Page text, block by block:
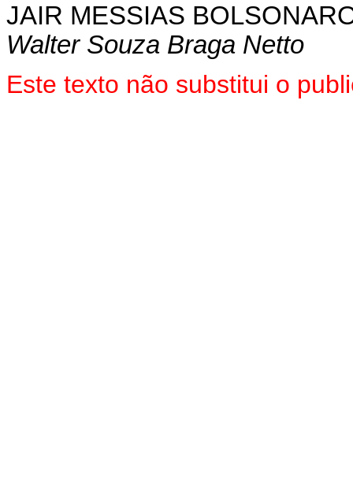
JAIR MESSIAS
Walter Souza Braga Netto
Este texto não substitui o